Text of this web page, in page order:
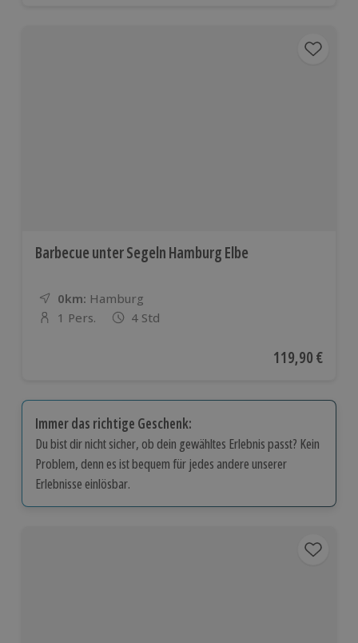
Barbecue unter Segeln Hamburg Elbe
0km: Entfernung
Standort
Hamburg
Anzahl der Teilnehmer
1 Pers. 4 Std
Aktueller Preis
119,90 €
Immer das richtige Geschenk:
Du bist dir nicht sicher, ob dein gewähltes Erlebnis passt? Kein
Problem, denn es ist bequem für jedes andere unserer
Erlebnisse einlösbar.